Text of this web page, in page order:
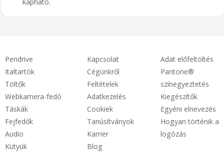
Pendrive
Italtartók
Töltők
Webkamera-fedő
Táskák
Fejfedők
Audio
Kütyük
Kapcsolat
Cégünkről
Feltételek
Adatkezelés
Cookiek
Tanúsítványok
Karrier
Blog
Adat előfeltöltés
Pantone®
színegyeztetés
Kiegészítők
Egyéni elnevezés
Hogyan történik a
logózás